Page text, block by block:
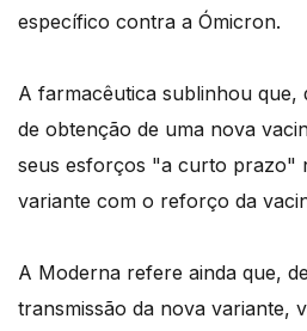
específico contra a Ómicron.
A farmacêutica sublinhou que,
de obtenção de uma nova
seus esforços "a curto prazo"
variante com o reforço da
A Moderna refere ainda que,
transmissão da nova variante,